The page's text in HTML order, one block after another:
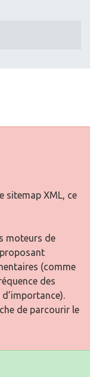
sitemap XML, ce
moteurs de
(comme
des
de parcourir le